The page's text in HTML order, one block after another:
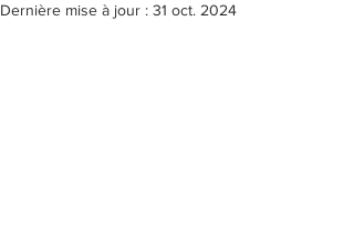
Dernière mise à jour : 31 oct. 2024